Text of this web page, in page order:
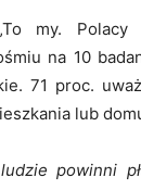
my. Polacy
na 10
71 proc.
lub
powinni